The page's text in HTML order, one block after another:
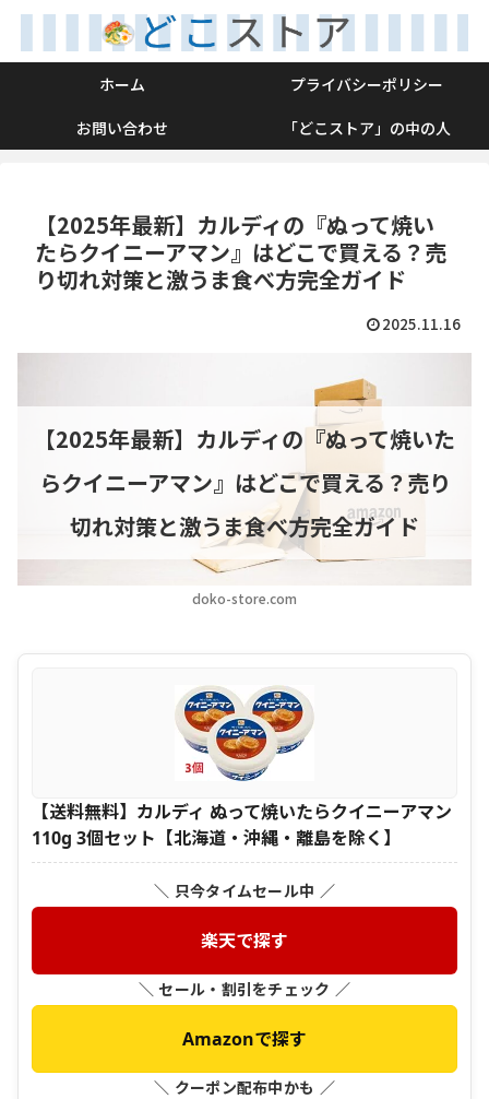
ホーム
プライバシーポリシー
お問い合わせ
「どこストア」の中の人
【2025年最新】カルディの『ぬって焼い
たらクイニーアマン』はどこで買える？売
り切れ対策と激うま食べ方完全ガイド
2025.11.16
doko-store.com
【2025年最新】カルディの『ぬって焼いた
らクイニーアマン』はどこで買える？売り
切れ対策と激うま食べ方完全ガイド
【送料無料】カルディ ぬって焼いたらクイニーアマン
110g 3個セット【北海道・沖縄・離島を除く】
＼ 只今タイムセール中 ／
楽天で探す
＼ セール・割引をチェック ／
Amazonで探す
＼ クーポン配布中かも ／